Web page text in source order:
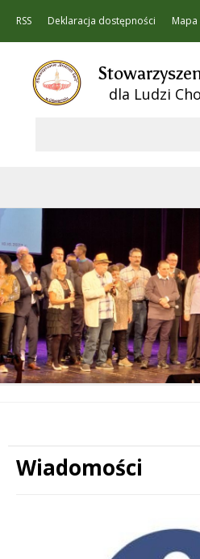
RSS Deklaracja dostępności Mapa
dla Ludzi
Wiadomości